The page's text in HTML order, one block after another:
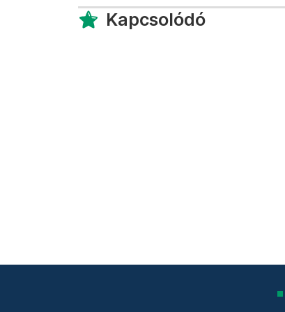
Kapcsolódó